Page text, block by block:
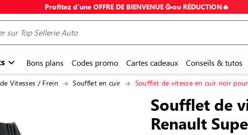
Profitez d'une OFFRE DE BIENVENUE 🥳ou RÉDUCTION🔥
Bons plans Codes promo Cartes cadeaux Conseils & tutos
Vitesses / Frein Soufflet en cuir Soufflet de vitesse en cuir noir
Soufflet de
Renault